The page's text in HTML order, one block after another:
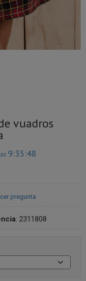
vuadros
9:35:48
pregunta
: 2311808